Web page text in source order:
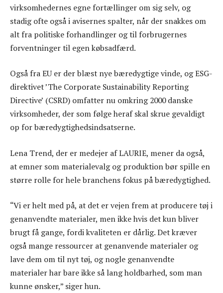
virksomhedernes egne fortællinger om sig selv, og
stadig ofte også i avisernes spalter, når der snakkes om
alt fra politiske forhandlinger og til forbrugernes
forventninger til egen købsadfærd.
Også fra EU er der blæst nye bæredygtige vinde, og ESG-
direktivet ’The Corporate Sustainability Reporting
Directive’ (CSRD) omfatter nu omkring 2000 danske
virksomheder, der som følge heraf skal skrue gevaldigt
op for bæredygtighedsindsatserne.
Lena Trend, der er medejer af LAURIE, mener da også,
at emner som materialevalg og produktion bør spille en
større rolle for hele branchens fokus på bæredygtighed.
“Vi er helt med på, at det er vejen frem at producere tøj i
genanvendte materialer, men ikke hvis det kun bliver
brugt få gange, fordi kvaliteten er dårlig. Det kræver
også mange ressourcer at genanvende materialer og
lave dem om til nyt tøj, og nogle genanvendte
materialer har bare ikke så lang holdbarhed, som man
kunne ønsker,” siger hun.